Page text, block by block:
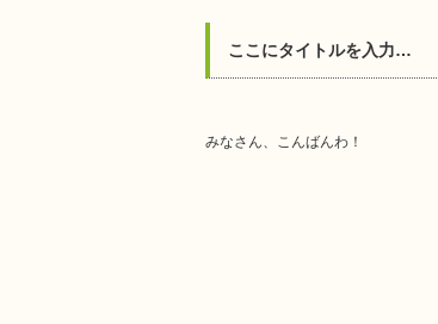
ここにタイトルを入力…
みなさん、こんばんわ！